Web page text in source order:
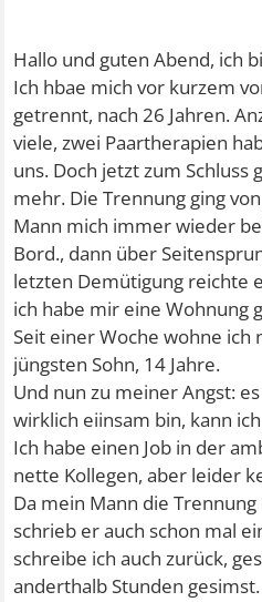
Hallo und guten Abend, ich
Ich hbae mich vor kurzem
getrennt, nach 26 Jahren.
viele, zwei Paartherapien
uns. Doch jetzt zum Schluss
mehr. Die Trennung ging
Mann mich immer wieder
Bord., dann über
letzten Demütigung reichte
ich habe mir eine Wohnung
Seit einer Woche wohne
jüngsten Sohn, 14 Jahre.
Und nun zu meiner Angst:
wirklich eiinsam bin, kann
Ich habe einen Job in der
nette Kollegen, aber leider
Da mein Mann die
schrieb er auch schon mal
schreibe ich auch zurück,
anderthalb Stunden